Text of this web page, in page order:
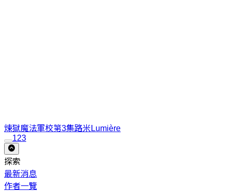
煉獄魔法軍校第3集路米Lumière
123
探索
最新消息
作者一覽